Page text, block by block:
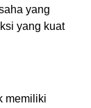
yang
yang kuat
memiliki